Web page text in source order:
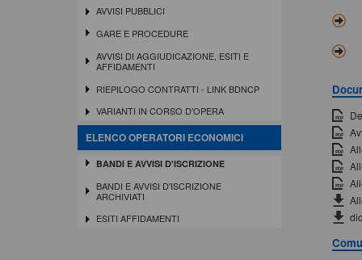
AVVISI PUBBLICI
GARE E PROCEDURE
AVVISI DI AGGIUDICAZIONE, ESITI E
AFFIDAMENTI
RIEPILOGO CONTRATTI - LINK BDNCP
VARIANTI IN CORSO D'OPERA
ELENCO OPERATORI ECONOMICI
BANDI E AVVISI D'ISCRIZIONE
BANDI E AVVISI D'ISCRIZIONE
ARCHIVIATI
ESITI AFFIDAMENTI